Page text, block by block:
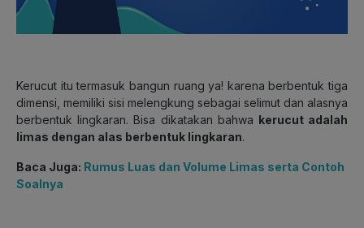
Kerucut itu termasuk bangun ruang ya! karena berbentuk tiga
dimensi, memiliki sisi melengkung sebagai selimut dan alasnya
berbentuk lingkaran. Bisa dikatakan bahwa kerucut adalah
limas dengan alas berbentuk lingkaran.
Baca Juga: Rumus Luas dan Volume Limas serta Contoh
Soalnya